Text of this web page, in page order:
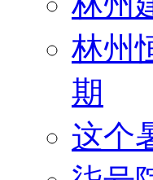
林州
期
这个